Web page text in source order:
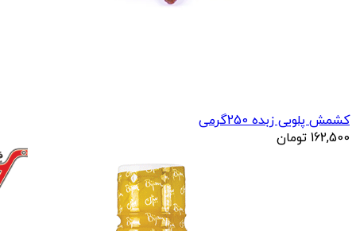
کشمش پلویی زبده 250گرمی
162,500 تومان